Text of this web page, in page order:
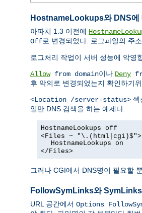
HostnameLookups와 DNS에
아파치 1.3 이전에
Off로 변경되었다. 로그파일의 주
로그처리 작업이 서버 성능에 악영
Allowfrom domain이나 Deny
후 악의로 변경되었는지 확인하기
<Location /server-status> 섹
일만 DNS 검색을 하는 예제다:
HostnameLookups off
<Files ~ "\.(html|cgi)$">
HostnameLookups on
</Files>
그러나 CGI에서 DNS명이 필요할
FollowSymLinks와
URL 공간에서 Options